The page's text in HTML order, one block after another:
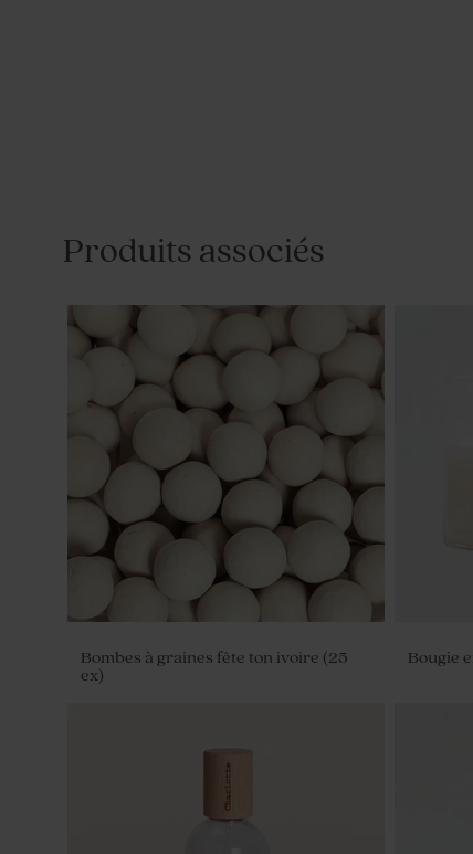
Produits associés
Bombes à graines fête ton ivoire (25
ex)
Bougie